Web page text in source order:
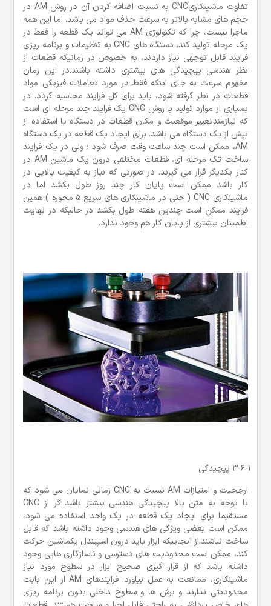
تفاوت ماشینکاریCNC به نسبت اضافه کردن آن در روش AM در
حجم های مشابه بالاتر به سرعت حذف مواد می باشد. اما این همه
ماجرا نیست، چرا که تکنولوژی AM می تواند یک قطعه را فقط در
یک مرحله تولید کند. دستگاه های CNC به تنظیمات و برنامه ریزی
فرایند قابل توجهی نیاز داردند، به خصوص در زمانیکه قطعات از
نظر هندسی پیچیدگی های بیشتری داشته باشند.در این زمان
مفهوم سرعت به جای اینکه فقط در مورد تعاملات فیزیکی مواد
قطعات در نظر گرفته شود، باید برای کل فرایند محاسبه گردد. در
بسیاری از موارد تولید با روش CNC یک فرایند چند مرحله ای است
که نیازمندتغییر موقعیت و مکان قطعات در دستگاه یا استفاده از
بیش از یک دستگاه می باشد. برای ایجاد یک قطعه در یک دستگاه
AM، ممکن است چند ساعت وقت صرف شود ؛ ولی در یک فرایند
ساخت تک مرحله ای، قطعات مختلفی درون یک ماشین AM در
کنار یکدیگر قرار می گیرند. در صورتی که نیاز به کیفیت بالایی در
کار باشد ممکن است پایان کار چند روز طول بکشد اما در
ماشینکاری CNC ( حتی در ماشینکاری های سریع 5 محوره ) همین
فرایند ممکن است چندین هفته طول بکشد در حالیکه در نهایت
اطمینان بیشتری از پایان کار هم وجود ندارد.
3-6-1 پیچیدگی
ارجحیت و امتیازات AM نسبت به CNC زمانی نمایان می شود که
با توجه به متن بالا پیچیدگی هندسی بیشتر باشد.اگر از CNC
مستقیما برای ایجاد یک قطعه در یک واحد استفاده می شود،
ممکن است بعضی ویژگی های هندسی وجود داشته باشد که قابل
ساخت نباشند.از آنجاییکه ابزار باید درون اسپیندل یکماشین حرکت
کند، ممکن است محدودیت های دسترسی و ناسازگاری هایی وجود
داشته باشد که از قرار گیری صحیح ابزار در سطوح مورد نیاز
ماشینکاری، ممانعت به عمل بیاورد. فرایندهای AM از این بابت
محدودیتی ندارند و برش ها و سطوح داخلی بدون برنامه ریزی